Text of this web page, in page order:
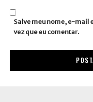
Salve meu nome, e-mail
vez que eu comentar.